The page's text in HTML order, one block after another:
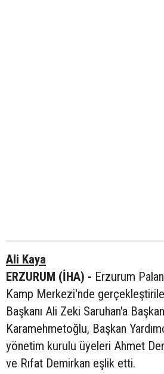
Ali Kaya
ERZURUM (İHA) - Erzurum
Kamp Merkezi'nde
Başkanı Ali Zeki Saruhan'a
Karamehmetoğlu, Başkan
yönetim kurulu üyeleri Ahmet
ve Rıfat Demirkan eşlik etti.